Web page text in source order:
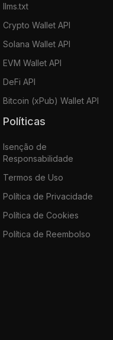
llms.txt
Crypto Wallet API
Solana Wallet API
EVM Wallet API
DeFi API
Bitcoin (xPub) Wallet API
Políticas
Isenção de
Responsabilidade
Termos de Uso
Política de Privacidade
Política de Cookies
Política de Reembolso